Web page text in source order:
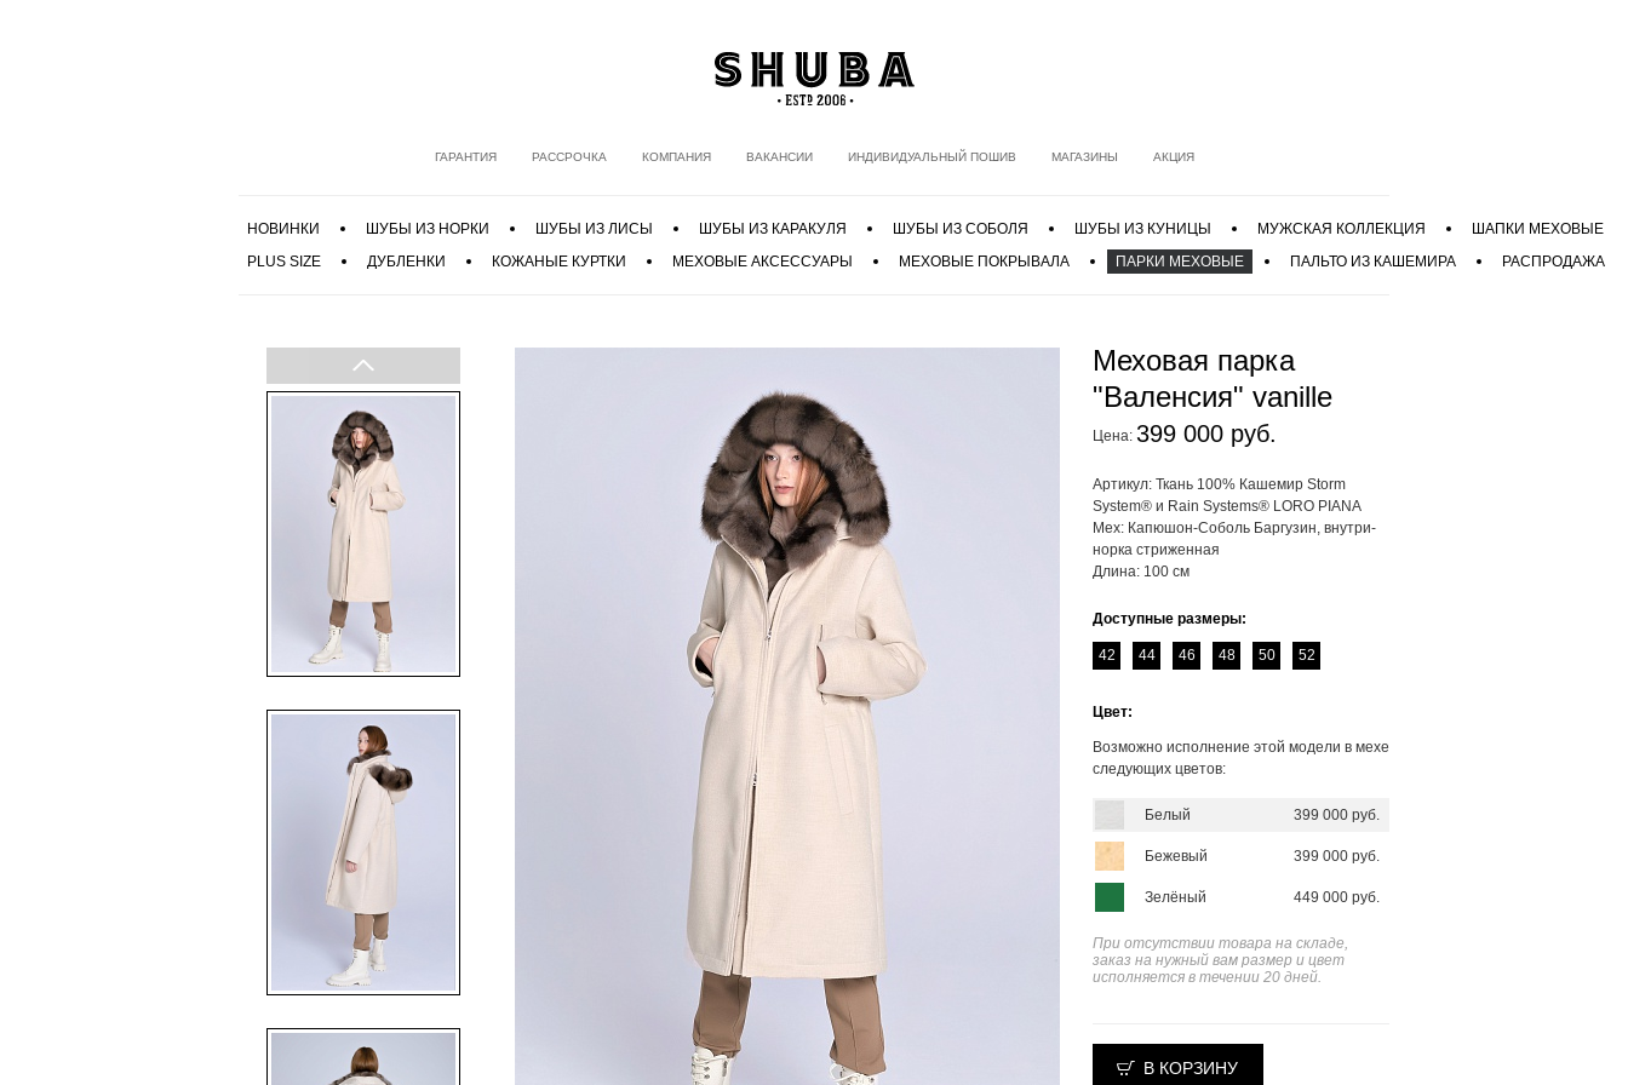
ГАРАНТИЯ РАССРОЧКА КОМПАНИЯ ВАКАНСИИ ИНДИВИДУАЛЬНЫЙ ПОШИВ МАГАЗИНЫ АКЦИЯ
НОВИНКИ ШУБЫ ИЗ НОРКИ ШУБЫ ИЗ ЛИСЫ ШУБЫ ИЗ КАРАКУЛЯ ШУБЫ ИЗ СОБОЛЯ ШУБЫ ИЗ КУНИЦЫ МУЖСКАЯ КОЛЛЕКЦИЯ
ШАПКИ МЕХОВЫЕ
PLUS SIZE
ДУБЛЕНКИ КОЖАНЫЕ КУРТКИ МЕХОВЫЕ АКСЕССУАРЫ МЕХОВЫЕ ПОКРЫВАЛА ПАРКИ МЕХОВЫЕ ПАЛЬТО ИЗ КАШЕМИРА РАСПРОДАЖА
Previous
Меховая парка
"Валенсия" vanille
Цена: 399 000 руб.
Артикул: Ткань 100% Кашемир Storm
System® и Rain Systems® LORO PIANA
Мех: Капюшон-Соболь Баргузин, внутри-
норка стриженная
Длина: 100 см
Доступные размеры:
42 44 46 48 50 52
Цвет:
Возможно исполнение этой модели в мехе
следующих цветов:
Белый 399 000 руб.
Бежевый 399 000 руб.
Зелёный 449 000 руб.
При отсутствии товара на складе,
заказ на нужный вам размер и цвет
исполняется в течении 20 дней.
В КОРЗИНУ